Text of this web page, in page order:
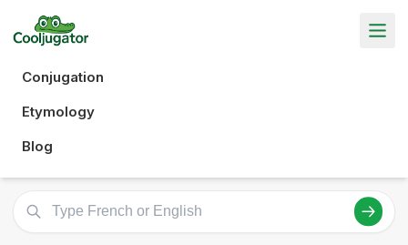
Conjugation
Etymology
Blog